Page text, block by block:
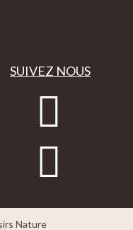
SUIVEZ NOUS
Nature